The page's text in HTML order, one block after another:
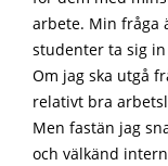
arbete. Min fråga
studenter ta sig
Om jag ska utgå
relativt bra
Men fastän jag
och välkänd